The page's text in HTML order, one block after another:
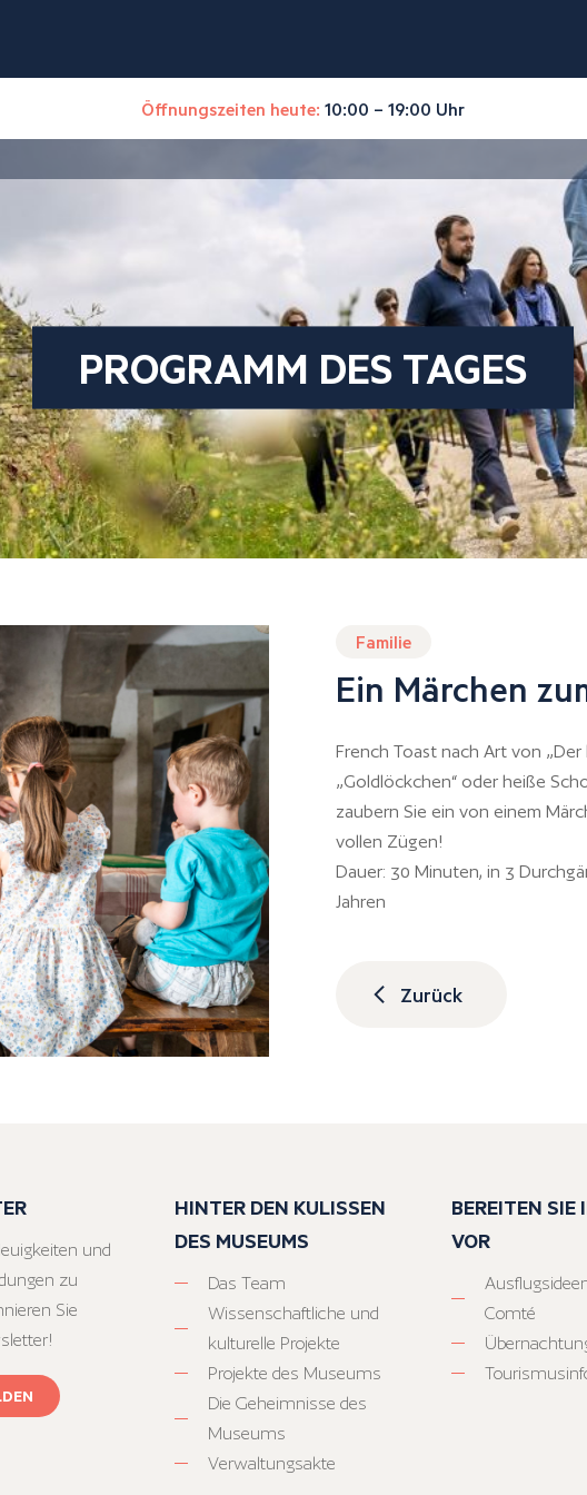
Öffnungszeiten heute: 10:00 – 19:00 Uhr
PROGRAMM DES TAGES
Familie
Ein Märchen
French Toast nach Art von
„Goldlöckchen“ oder heiße
zaubern Sie ein von einem
vollen Zügen!
Dauer: 30 Minuten, in 3
Jahren
Zurück
und
zu
Sie
HINTER DEN KULISSEN
DES MUSEUMS
Das Team
Wissenschaftliche und
kulturelle Projekte
Projekte des Museums
Die Geheimnisse des
Museums
Verwaltungsakte
BEREITEN SIE
VOR
Comté